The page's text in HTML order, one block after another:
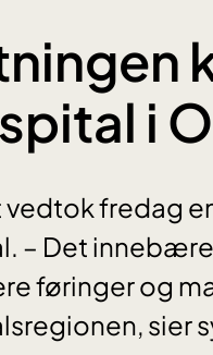
i
vedtok fredag
– Det
føringer og
sier